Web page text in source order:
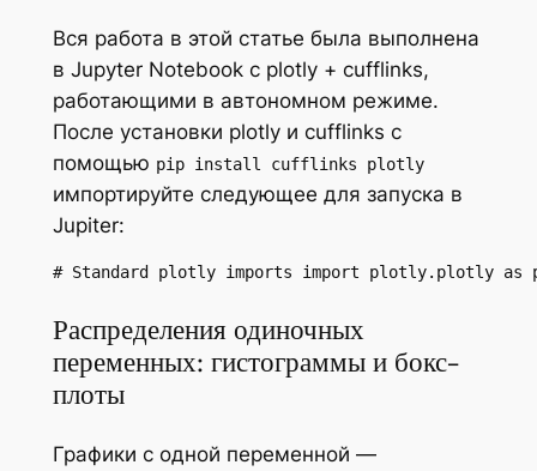
Вся работа в этой статье была выполнена
в Jupyter Notebook с plotly + cufflinks,
работающими в автономном режиме.
После установки plotly и cufflinks с
помощью pip install cufflinks plotly
импортируйте следующее для запуска в
Jupiter:
# Standard plotly imports import plotly.plotly as
Распределения одиночных
переменных: гистограммы и бокс-
плоты
Графики с одной переменной —